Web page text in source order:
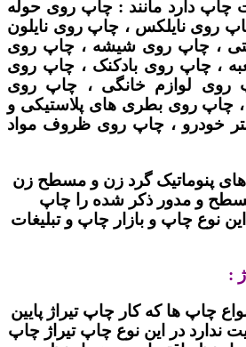
چاپ دارد مانند : چاپ روی حوله
روی نایلکس ، چاپ روی نایلون
، چاپ روی شیشه ، چاپ روی
، چاپ روی بادکنک ، چاپ روی
روی لوازم خانگی ، چاپ روی
روی بطری های پلاستیکی و
خودرو ، چاپ روی ظروف مواد
های پنوماتیک گرد زن و مسطح زن
و مدور ذکر شده را چاپ
این نوع چاپ و بازار چاپ و تبلیغات
:
چاپ ها که کار چاپ تیراژ پایین
ندارد در این نوع چاپ تیراژ چاپ